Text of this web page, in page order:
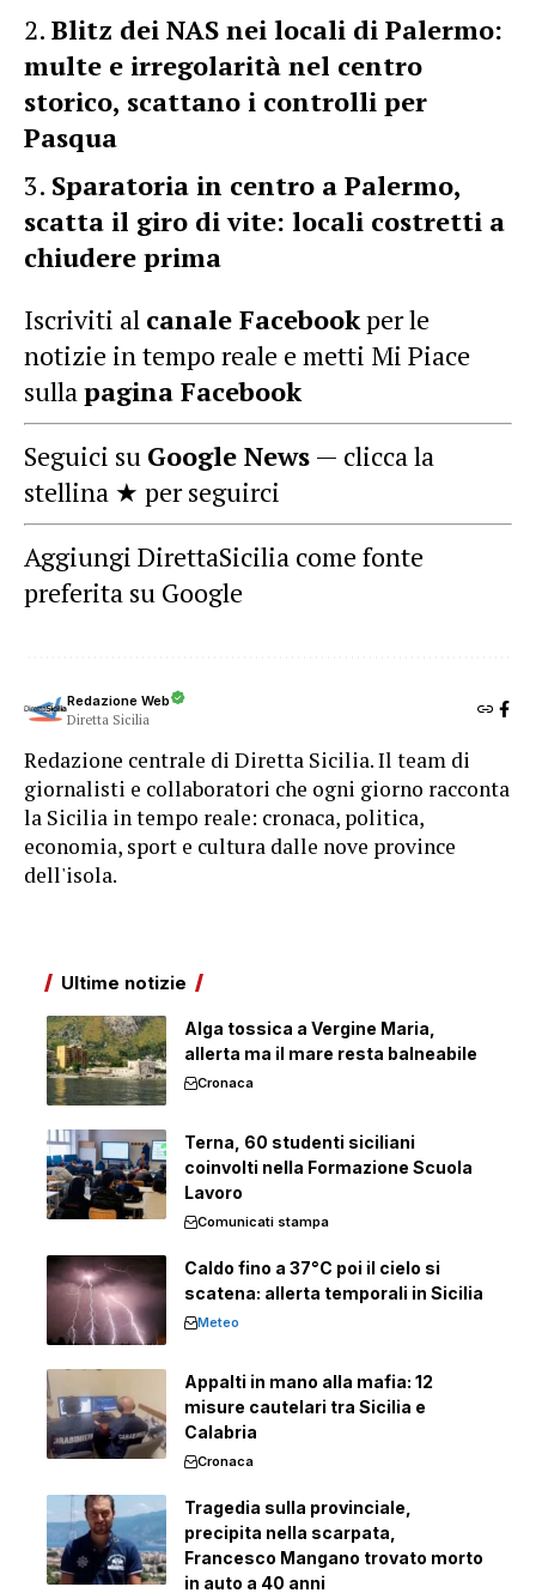
Blitz dei NAS nei locali di Palermo:
multe e irregolarità nel centro
storico, scattano i controlli per
Pasqua
Sparatoria in centro a Palermo,
scatta il giro di vite: locali costretti a
chiudere prima
Iscriviti al canale Facebookper le
notizie in tempo reale e metti Mi Piace
sullapagina Facebook
Seguici su Google News — clicca la
stellina ★ per seguirci
Aggiungi DirettaSicilia come fonte
preferita su Google
Redazione Web
Diretta Sicilia
Redazione centrale di Diretta Sicilia. Il team di
giornalisti e collaboratori che ogni giorno racconta
la Sicilia in tempo reale: cronaca, politica,
economia, sport e cultura dalle nove province
dell'isola.
Ultime notizie
Alga tossica a Vergine Maria,
allerta ma il mare resta balneabile
Cronaca
Terna, 60 studenti siciliani
coinvolti nella Formazione Scuola
Lavoro
Comunicati stampa
Caldo fino a 37°C poi il cielo si
scatena: allerta temporali in Sicilia
Meteo
Appalti in mano alla mafia: 12
misure cautelari tra Sicilia e
Calabria
Cronaca
Tragedia sulla provinciale,
precipita nella scarpata,
Francesco Mangano trovato morto
in auto a 40 anni